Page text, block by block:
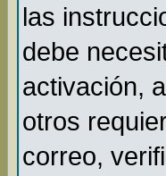
las
debe
activación,
otros
correo,